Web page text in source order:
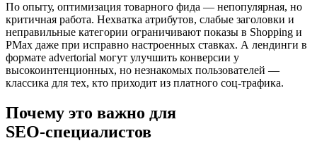
По опыту, оптимизация товарного фида — непопулярная, но
критичная работа. Нехватка атрибутов, слабые заголовки и
неправильные категории ограничивают показы в Shopping и
PMax даже при исправно настроенных ставках. А лендинги в
формате advertorial могут улучшить конверсии у
высокоинтенционных, но незнакомых пользователей —
классика для тех, кто приходит из платного соц‑трафика.
Почему это важно для
SEO‑специалистов